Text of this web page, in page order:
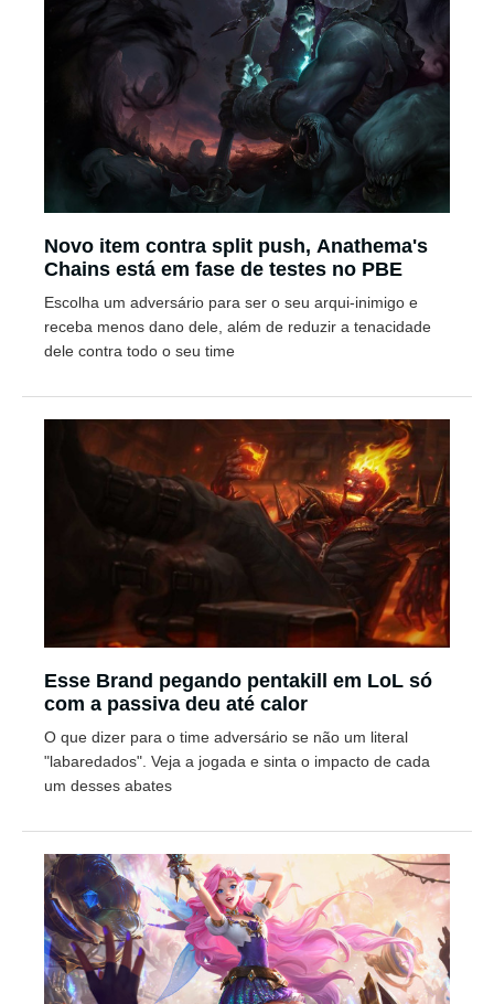
Novo item contra split push, Anathema's
Chains está em fase de testes no PBE
Escolha um adversário para ser o seu arqui-inimigo e
receba menos dano dele, além de reduzir a tenacidade
dele contra todo o seu time
Esse Brand pegando pentakill em LoL só
com a passiva deu até calor
O que dizer para o time adversário se não um literal
"labaredados". Veja a jogada e sinta o impacto de cada
um desses abates